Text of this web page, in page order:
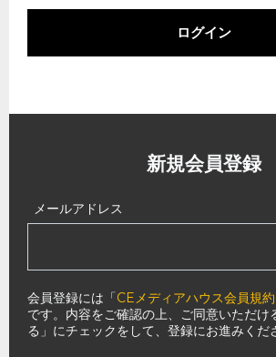
ログイン
新規会員登録
メールアドレス
会員登録には「CEメディアハウス会員規約
です。内容をご確認の上、ご同意いただけ
る」にチェックをして、登録にお進みくだ